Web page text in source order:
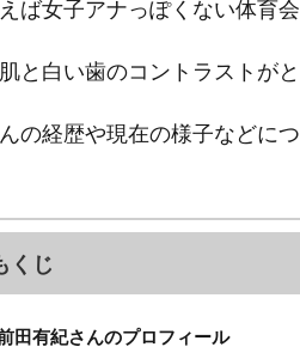
ば女子アナっぽくない体育
と白い歯のコントラストが
の経歴や現在の様子などに
じ
田有紀さんのプロフィール